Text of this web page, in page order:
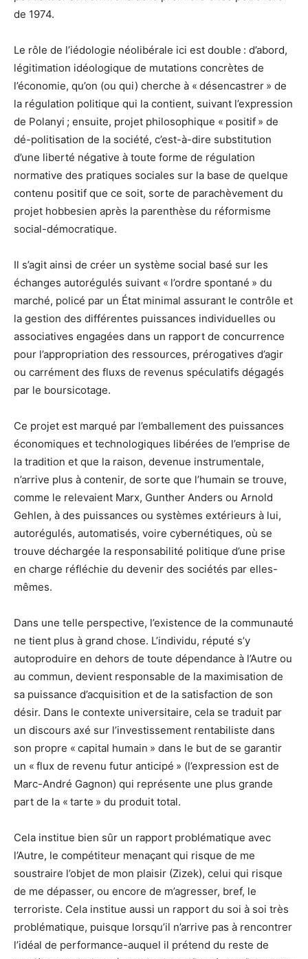
de 1974.
Le rôle de l’iédologie néolibérale ici est double : d’abord,
légitimation idéologique de mutations concrètes de
l’économie, qu’on (ou qui) cherche à « désencastrer » de
la régulation politique qui la contient, suivant l’expression
de Polanyi ; ensuite, projet philosophique « positif » de
dé-politisation de la société, c’est-à-dire substitution
d’une liberté négative à toute forme de régulation
normative des pratiques sociales sur la base de quelque
contenu positif que ce soit, sorte de parachèvement du
projet hobbesien après la parenthèse du réformisme
social-démocratique.
Il s’agit ainsi de créer un système social basé sur les
échanges autorégulés suivant « l’ordre spontané » du
marché, policé par un État minimal assurant le contrôle et
la gestion des différentes puissances individuelles ou
associatives engagées dans un rapport de concurrence
pour l’appropriation des ressources, prérogatives d’agir
ou carrément des fluxs de revenus spéculatifs dégagés
par le boursicotage.
Ce projet est marqué par l’emballement des puissances
économiques et technologiques libérées de l’emprise de
la tradition et que la raison, devenue instrumentale,
n’arrive plus à contenir, de sorte que l’humain se trouve,
comme le relevaient Marx, Gunther Anders ou Arnold
Gehlen, à des puissances ou systèmes extérieurs à lui,
autorégulés, automatisés, voire cybernétiques, où se
trouve déchargée la responsabilité politique d’une prise
en charge réfléchie du devenir des sociétés par elles-
mêmes.
Dans une telle perspective, l’existence de la communauté
ne tient plus à grand chose. L’individu, réputé s’y
autoproduire en dehors de toute dépendance à l’Autre ou
au commun, devient responsable de la maximisation de
sa puissance d’acquisition et de la satisfaction de son
désir. Dans le contexte universitaire, cela se traduit par
un discours axé sur l’investissement rentabiliste dans
son propre « capital humain » dans le but de se garantir
un « flux de revenu futur anticipé » (l’expression est de
Marc-André Gagnon) qui représente une plus grande
part de la « tarte » du produit total.
Cela institue bien sûr un rapport problématique avec
l’Autre, le compétiteur menaçant qui risque de me
soustraire l’objet de mon plaisir (Zizek), celui qui risque
de me dépasser, ou encore de m’agresser, bref, le
terroriste. Cela institue aussi un rapport du soi à soi très
problématique, puisque lorsqu’il n’arrive pas à rencontrer
l’idéal de performance-auquel il prétend du reste de